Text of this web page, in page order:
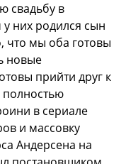
свадьбу в
у них родился сын
что мы оба готовы
новые
прийти друг к
полностью
в сериале
и массовку
Андерсена на